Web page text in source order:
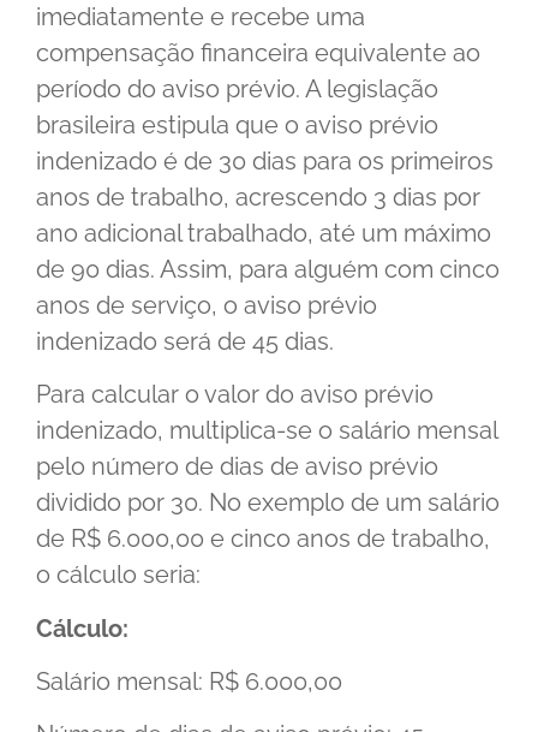
imediatamente e recebe uma
compensação financeira equivalente ao
período do aviso prévio. A legislação
brasileira estipula que o aviso prévio
indenizado é de 30 dias para os primeiros
anos de trabalho, acrescendo 3 dias por
ano adicional trabalhado, até um máximo
de 90 dias. Assim, para alguém com cinco
anos de serviço, o aviso prévio
indenizado será de 45 dias.
Para calcular o valor do aviso prévio
indenizado, multiplica-se o salário mensal
pelo número de dias de aviso prévio
dividido por 30. No exemplo de um salário
de R$ 6.000,00 e cinco anos de trabalho,
o cálculo seria:
Cálculo:
Salário mensal: R$ 6.000,00